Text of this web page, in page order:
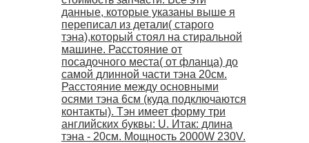
данные, которые указаны выше я
переписал из детали( старого
тэна),который стоял на стиральной
машине. Расстояние от
посадочного места( от фланца) до
самой длинной части тэна 20см.
Расстояние между основными
осями тэна 6см (куда подключаются
контакты). Тэн имеет форму три
английских буквы: U. Итак: длина
тэна - 20см. Мощность 2000W 230V.